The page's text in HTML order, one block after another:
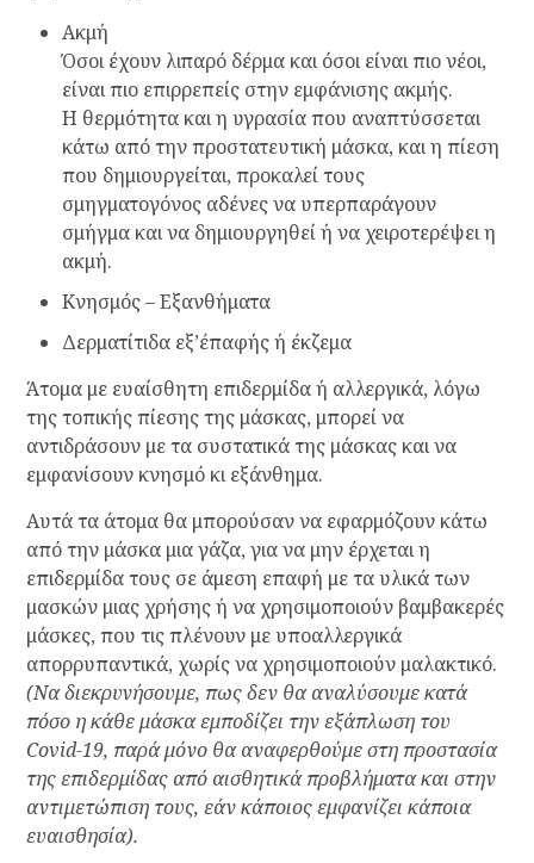
Ακμή
Όσοι έχουν λιπαρό δέρμα και όσοι είναι πιο νέοι,
είναι πιο επιρρεπείς στην εμφάνισης ακμής.
Η θερμότητα και η υγρασία που αναπτύσσεται
κάτω από την προστατευτική μάσκα, και η πίεση
που δημιουργείται, προκαλεί τους
σμηγματογόνος αδένες να υπερπαράγουν
σμήγμα και να δημιουργηθεί ή να χειροτερέψει η
ακμή.
Κνησμός – Εξανθήματα
Δερματίτιδα εξ’έπαφής ή έκζεμα
Άτομα με ευαίσθητη επιδερμίδα ή αλλεργικά, λόγω
της τοπικής πίεσης της μάσκας, μπορεί να
αντιδράσουν με τα συστατικά της μάσκας και να
εμφανίσουν κνησμό κι εξάνθημα.
Αυτά τα άτομα θα μπορούσαν να εφαρμόζουν κάτω
από την μάσκα μια γάζα, για να μην έρχεται η
επιδερμίδα τους σε άμεση επαφή με τα υλικά των
μασκών μιας χρήσης ή να χρησιμοποιούν βαμβακερές
μάσκες, που τις πλένουν με υποαλλεργικά
απορρυπαντικά, χωρίς να χρησιμοποιούν μαλακτικό.
(Να διεκρυνήσουμε, πως δεν θα αναλύσουμε κατά
πόσο η κάθε μάσκα εμποδίζει την εξάπλωση του
Covid-19, παρά μόνο θα αναφερθούμε στη προστασία
της επιδερμίδας από αισθητικά προβλήματα και στην
αντιμετώπιση τους, εάν κάποιος εμφανίζει κάποια
ευαισθησία).